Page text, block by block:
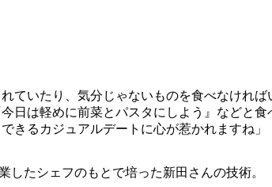
ていたり、気分じゃないものを食べなけれ
日は軽めに前菜とパスタにしよう』などと
きるカジュアルデートに心が惹かれますね」
たシェフのもとで培った新田さんの技術。